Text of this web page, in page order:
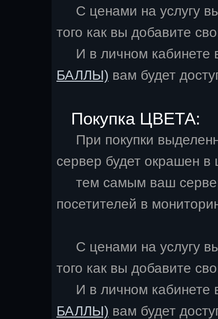
С ценами на услугу
того как вы добавите
И в личном кабинете
БАЛЛЫ) вам будет
Покупка ЦВЕТА:
При покупки
сервер будет окрашен
тем самым ваш
посетителей в
С ценами на услугу
того как вы добавите
И в личном кабинете
БАЛЛЫ) вам будет